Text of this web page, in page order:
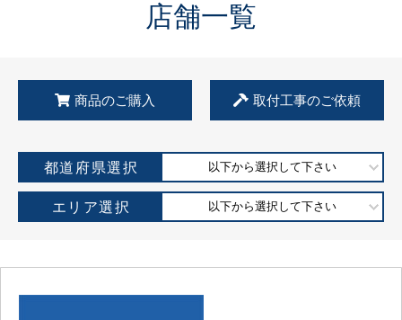
店舗一覧
商品のご購入 取付工事のご依頼
都道府県選択 以下から選択して下さい
エリア選択 以下から選択して下さい